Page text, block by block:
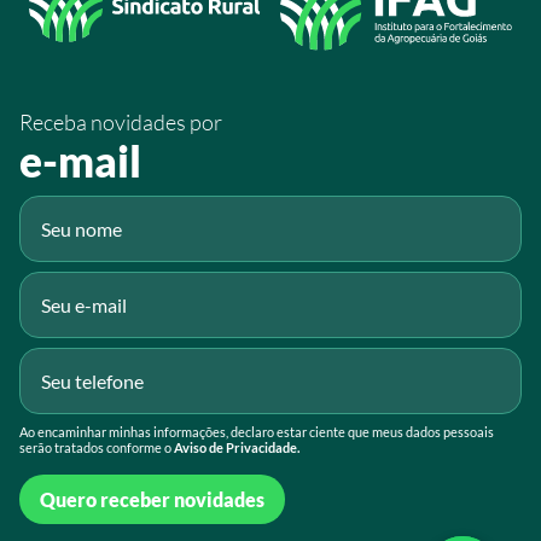
/SistemaFaeg
Fluig
Receba novidades por
e-mail
Ao encaminhar minhas informações, declaro estar ciente que meus dados pessoais
serão tratados conforme oAviso de Privacidade.
Quero receber novidades